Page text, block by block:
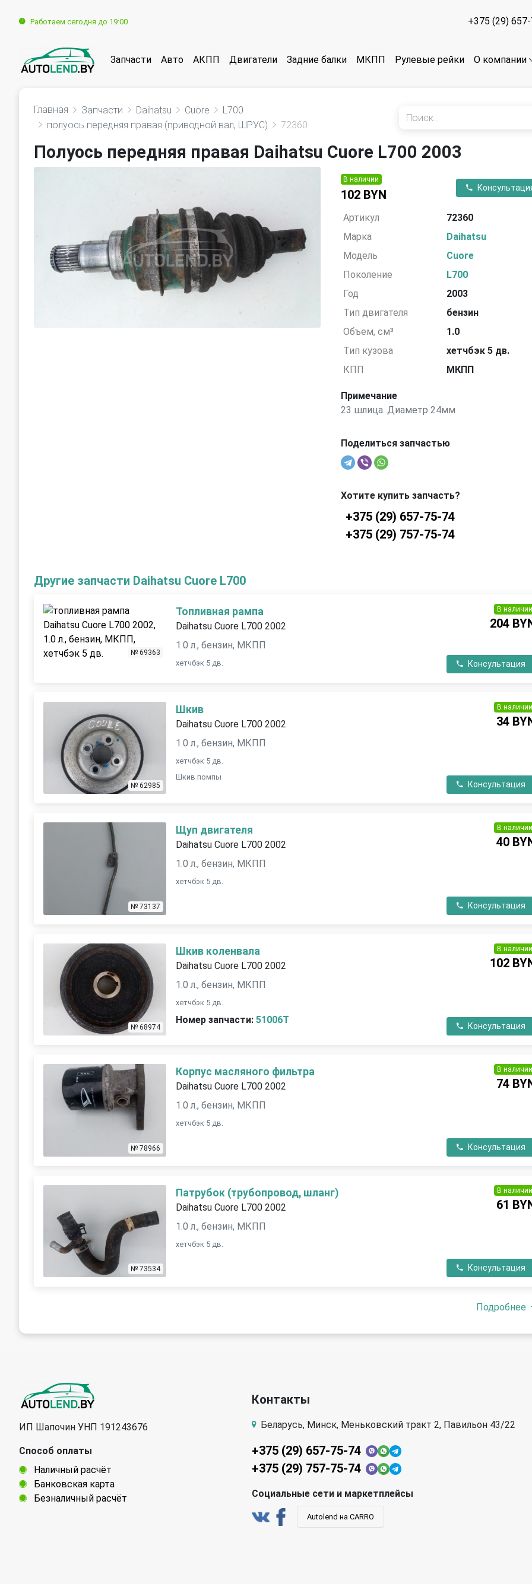
Работаем сегодня до 19:00 +375 (29)
Запчасти Авто АКПП Двигатели Задние балки МКПП Рулевые рейки О компании
Главная Запчасти Daihatsu Cuore
L700
полуось передняя правая (приводной вал, ШРУС)
72360
Полуось передняя правая Daihatsu Cuore L700 2003
В наличии
102 BYN
Артикул
72360
Марка
Daihatsu
Модель
Cuore
Поколение
L700
Год
2003
Тип двигателя
бензин
Объем, см³
1.0
Тип кузова
хетчбэк 5 дв.
КПП
МКПП
Примечание
23 шлица. Диаметр 24мм
Поделиться запчастью
Хотите купить запчасть?
+375 (29) 657-75-74
+375 (29) 757-75-74
Другие запчасти Daihatsu Cuore L700
№ 69363
Топливная рампа
Daihatsu Cuore L700 2002
1.0 л., бензин, МКПП
хетчбэк 5 дв.
В наличии
204
Консультация
№ 62985
Шкив
Daihatsu Cuore L700 2002
1.0 л., бензин, МКПП
хетчбэк 5 дв.
Шкив помпы
В наличии
34
Консультация
№ 73137
Щуп двигателя
Daihatsu Cuore L700 2002
1.0 л., бензин, МКПП
хетчбэк 5 дв.
В наличии
40
Консультация
№ 68974
Шкив коленвала
Daihatsu Cuore L700 2002
1.0 л., бензин, МКПП
хетчбэк 5 дв.
Номер запчасти: 51006T
В наличии
102
Консультация
№ 78966
Корпус масляного фильтра
Daihatsu Cuore L700 2002
1.0 л., бензин, МКПП
хетчбэк 5 дв.
В наличии
74
Консультация
№ 73534
Патрубок (трубопровод, шланг)
Daihatsu Cuore L700 2002
1.0 л., бензин, МКПП
хетчбэк 5 дв.
В наличии
61
Консультация
Подробнее
ИП Шапочин УНП 191243676
Способ оплаты
Наличный расчёт
Банковская карта
Безналичный расчёт
Контакты
Беларусь, Минск, Меньковский тракт 2, Павильон 43/22
+375 (29) 657-75-74
+375 (29) 757-75-74
Социальные сети и маркетплейсы
Autolend на CARRO